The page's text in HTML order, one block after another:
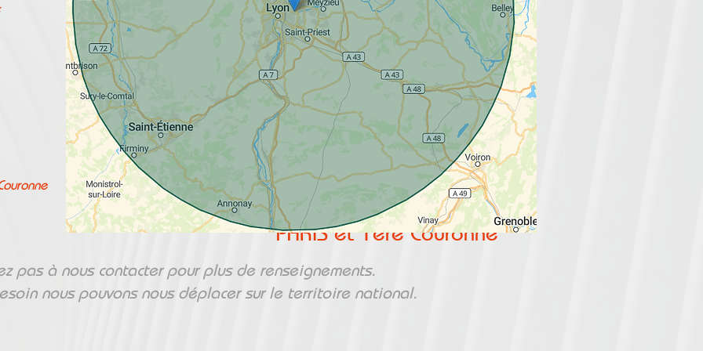
RHÔNE
AIN
LOIRE
SAÔNE ET LOIRE
PARIS et 1ère Couronne
pas à nous contacter pour plus de renseignements.
nous pouvons nous déplacer sur le territoire national.